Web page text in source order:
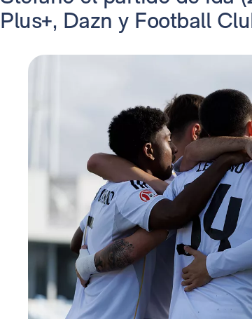
Plus+, Dazn y Football